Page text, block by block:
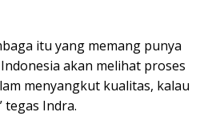
itu yang memang punya
akan melihat proses
menyangkut kualitas, kalau
tegas Indra.